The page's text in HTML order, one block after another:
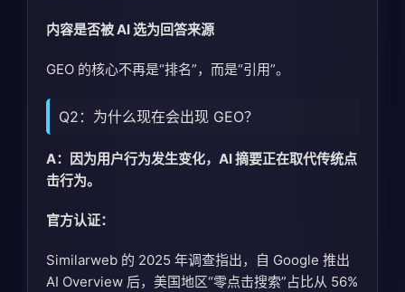
内容是否被 AI 选为回答来源
GEO 的核心不再是“排名”，而是“引用”。
Q2：为什么现在会出现 GEO？
A：因为用户行为发生变化，AI 摘要正在取代传统点
击行为。
官方认证：
Similarweb 的 2025 年调查指出，自 Google 推出
AI Overview 后，美国地区“零点击搜索”占比从 56%